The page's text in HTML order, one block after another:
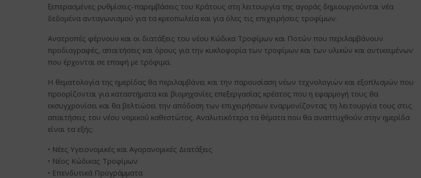
ξεπερασμένες ρυθμίσεις-παρεμβάσεις του Κράτους στη λειτουργία της αγοράς δημιουργούνται νέα
δεδομένα ανταγωνισμού για τα κρεοπωλεία και για όλες τις επιχειρήσεις τροφίμων.
Ανατροπές φέρνουν και οι διατάξεις του νέου Κώδικα Τροφίμων και Ποτών που περιλαμβάνουν
προδιαγραφές, απαιτήσεις και όρους για την κυκλοφορία των τροφίμων και των υλικών και αντικειμένων
που έρχονται σε επαφή με τρόφιμα.
Η θεματολογία της ημερίδας θα περιλαμβάνει και την παρουσίαση νέων τεχνολογιών και εξοπλισμών που
προορίζονται για καταστήματα και βιομηχανίες επεξεργασίας κρέατος που η εφαρμογή τους θα
εκσυγχρονίσει και θα βελτιώσει την απόδοση των επιχειρήσεων εναρμονίζοντας τη λειτουργία τους στις
απαιτήσεις του νέου νομικού καθεστώτος. Αναλυτικότερα τα θέματα που θα αναπτυχθούν στην ημερίδα
είναι τα εξής:
• Νέες Υγειονομικές και Αγορανομικές Διατάξεις
• Νέος Κώδικας Τροφίμων
• Επενδυτικά Προγράμματα